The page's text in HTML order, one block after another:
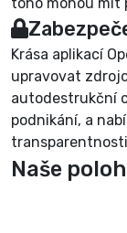
Krása aplikací
upravovat
autodestrukční
podnikání, a
Naše